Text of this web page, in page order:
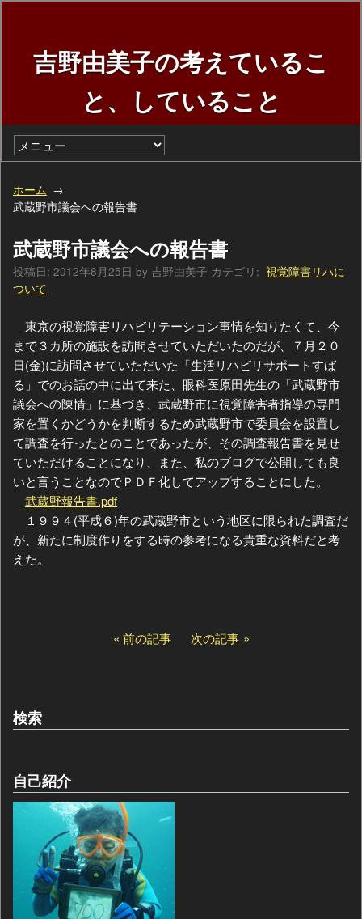
吉野由美子の考えているこ
と、していること
ホーム
武蔵野市議会への報告書
武蔵野市議会への報告書
投稿日: 2012年8月25日 by 吉野由美子 カテゴリ: 視覚障害リハに
ついて
東京の視覚障害リハビリテーション事情を知りたくて、今
まで３カ所の施設を訪問させていただいたのだが、７月２０
日(金)に訪問させていただいた「生活リハビリサポートすば
る」でのお話の中に出て来た、眼科医原田先生の「武蔵野市
議会への陳情」に基づき、武蔵野市に視覚障害者指導の専門
家を置くかどうかを判断するため武蔵野市で委員会を設置し
て調査を行ったとのことであったが、その調査報告書を見せ
ていただけることになり、また、私のブログで公開しても良
いと言うことなのでＰＤＦ化してアップすることにした。
武蔵野報告書.pdf
１９９４(平成６)年の武蔵野市という地区に限られた調査だ
が、新たに制度作りをする時の参考になる貴重な資料だと考
えた。
前の記事 次の記事
検索
自己紹介